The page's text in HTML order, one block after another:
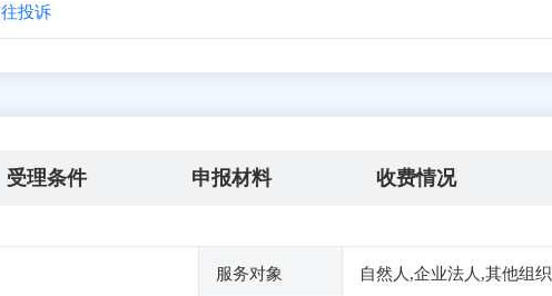
投诉
受理条件 申报材料 收费情况
服务对象 自然人,企业法人,其他组织